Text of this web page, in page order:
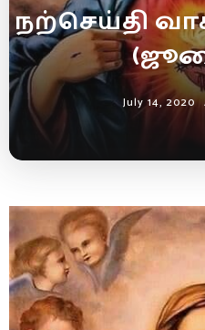
நற்செய்தி
July 14, 2020